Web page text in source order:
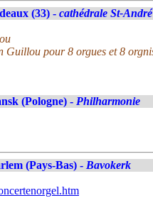
(33) - cathédrale St-André
Guillou pour 8 orgues et 8
(Pologne) - Philharmonie
(Pays-Bas) - Bavokerk